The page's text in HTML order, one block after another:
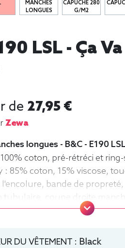
MANCHES
LONGUES
CAPUCHE 280
G/M2
LSL - Ça
de 27,95 €
Zewa
longues - B&C - E190 LSL
coton, pré-rétréci et
: 85% coton, 15% viscose,
l'encolure, bande de
tubulaire, coupe droite
rond, B&C
DU VÊTEMENT : Black